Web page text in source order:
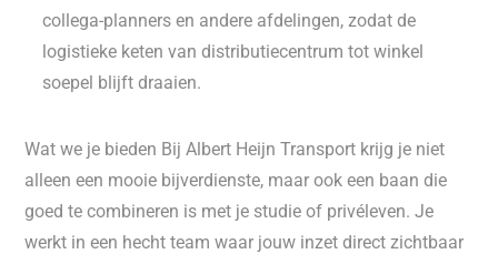
collega-planners en andere afdelingen, zodat de
logistieke keten van distributiecentrum tot winkel
soepel blijft draaien.
Wat we je bieden Bij Albert Heijn Transport krijg je niet
alleen een mooie bijverdienste, maar ook een baan die
goed te combineren is met je studie of privéleven. Je
werkt in een hecht team waar jouw inzet direct zichtbaar